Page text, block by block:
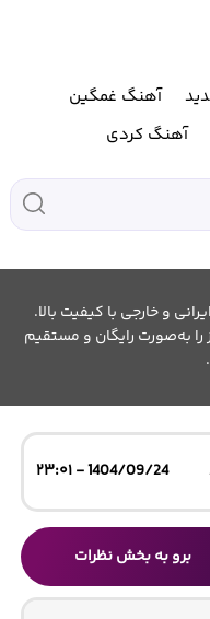
آهنگ غمگین
آهنگ کردی
و خارجی با کیفیت بالا.
را به‌صورت رایگان و مستقیم
1404/09/24 - ۲۳:۰۱
برو به بخش نظرات